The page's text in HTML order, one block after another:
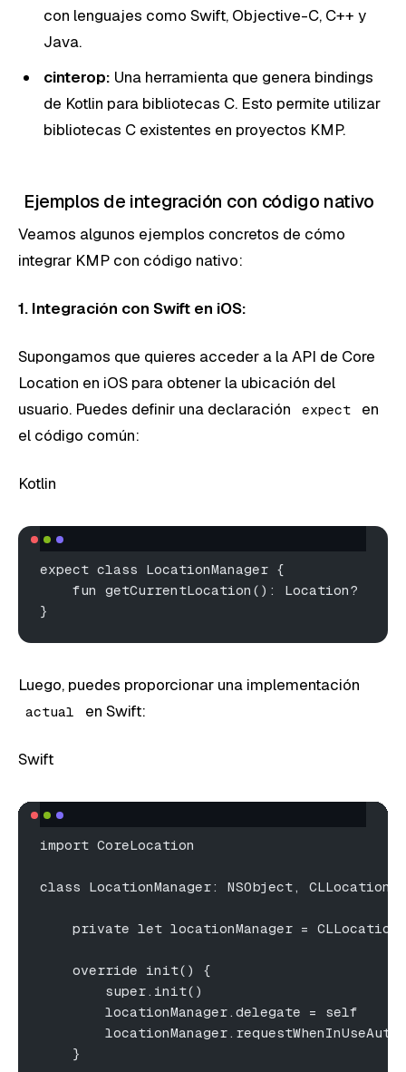
con lenguajes como Swift, Objective-C, C++ y
Java.
cinterop: Una herramienta que genera bindings
de Kotlin para bibliotecas C. Esto permite utilizar
bibliotecas C existentes en proyectos KMP.
Ejemplos de integración con código nativo
Veamos algunos ejemplos concretos de cómo
integrar KMP con código nativo:
1. Integración con Swift en iOS:
Supongamos que quieres acceder a la API de Core
Location en iOS para obtener la ubicación del
usuario. Puedes definir una declaración
expect
en
el código común:
Kotlin
expect class LocationManager {
    fun getCurrentLocation(): Location?
}
Luego, puedes proporcionar una implementación
actual en Swift:
Swift
import CoreLocation
class LocationManager: NSObject,
private let locationManager =
    override init() {
        super.init()
        locationManager.delegate = self
    }